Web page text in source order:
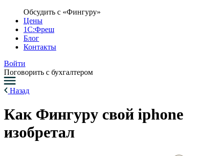
Обсудить с «Фингуру»
Цены
1С:Фреш
Блог
Контакты
Войти
Поговорить с бухгалтером
Назад
Как Фингуру свой iphone
изобретал